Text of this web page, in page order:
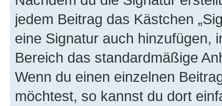
jedem Beitrag das Kästchen
eine Signatur auch hinzufügen,
Bereich das standardmäßige
Wenn du einen einzelnen
möchtest, so kannst du dort